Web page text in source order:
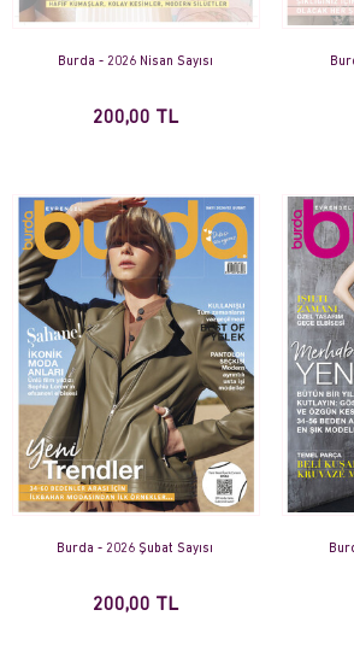
Burda - 2026 Nisan Sayısı
200,00 TL
Burda - 2026 Şubat Sayısı
200,00 TL